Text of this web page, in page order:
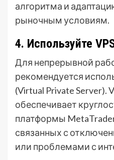
алгоритма и
рыночным условиям.
4. Используйте
Для непрерывной
рекомендуется
(Virtual Private Server).
обеспечивает
платформы
связанных с
или проблемами с